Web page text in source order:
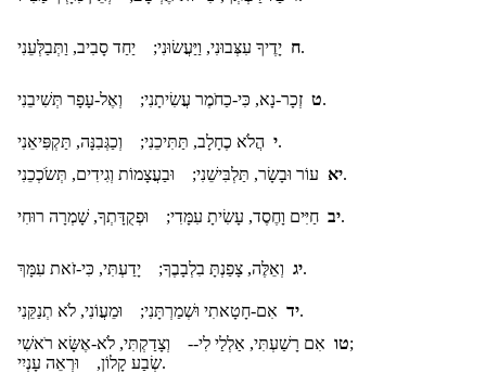
חיָדֶיךָ עִצְּבוּנִי, וַיַּעֲשׂוּנִי; יַחַד סָבִיב, וַתְּבַלְּעֵנִי.
טזְכָר-נָא, כִּי-כַחֹמֶר עֲשִׂיתָנִי; וְאֶל-עָפָר תְּשִׁיבֵנִי.
יהֲלֹא כֶחָלָב, תַּתִּיכֵנִי; וְכַגְּבִנָּה, תַּקְפִּיאֵנִי.
יאעוֹר וּבָשָׂר, תַּלְבִּישֵׁנִי; וּבַעֲצָמוֹת וְגִידִים, תְּשֹׂכְכֵנִי.
יבחַיִּים וָחֶסֶד, עָשִׂיתָ עִמָּדִי; וּפְקֻדָּתְךָ, שָׁמְרָה רוּחִי.
יגוְאֵלֶּה, צָפַנְתָּ בִלְבָבֶךָ; יָדַעְתִּי, כִּי-זֹאת עִמָּךְ.
ידאִם-חָטָאתִי וּשְׁמַרְתָּנִי; וּמֵעֲו‍ֹנִי, לֹא תְנַקֵּנִי.
טואִם רָשַׁעְתִּי, אַלְלַי לִי-- וְצָדַקְתִּי, לֹא-אֶשָּׂא רֹאשִׁי;
שְׂבַע קָלוֹן, וּרְאֵה עָנְיִי.